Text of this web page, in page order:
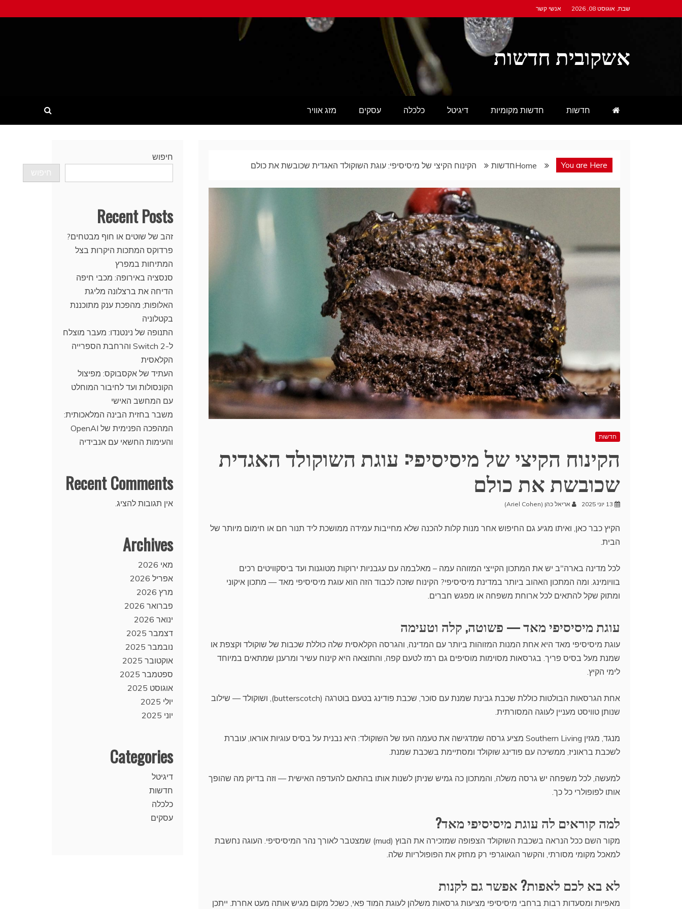
to
שבת, אוגוסט 08, 2026 אנשי קשר
אשקובית חדשות
חדשות חדשות מקומיות דיגיטל כלכלה עסקים מזג אוויר
You are Here
Homeחדשות הקינוח הקיצי של מיסיסיפי: עוגת השוקולד האגדית שכובשת את כולם
חדשות
הקינוח הקיצי של מיסיסיפי: עוגת השוקולד האגדית
שכובשת את כולם
13 יוני 2025 אריאל כהן (Ariel Cohen)
הקיץ כבר כאן, ואיתו מגיע גם החיפוש אחר מנות קלות להכנה שלא מחייבות עמידה ממושכת ליד תנור חם או חימום מיותר של
הבית.
לכל מדינה בארה"ב יש את המתכון הקייצי המזוהה עמה – מאלבמה עם עגבניות ירוקות מטוגנות ועד ביסקוויטים רכים
בוויומינג. ומה המתכון האהוב ביותר במדינת מיסיסיפי? הקינוח שזכה לכבוד הזה הוא עוגת מיסיסיפי מאד — מתכון איקוני
ומתוק שקל להתאים לכל ארוחת משפחה או מפגש חברים.
עוגת מיסיסיפי מאד — פשוטה, קלה וטעימה
עוגת מיסיסיפי מאד היא אחת המנות המזוהות ביותר עם המדינה, והגרסה הקלאסית שלה כוללת שכבות של שוקולד וקצפת או
שמנת מעל בסיס פריך. בגרסאות מסוימות מוסיפים גם רמז לטעם קפה, והתוצאה היא קינוח עשיר ומרענן שמתאים במיוחד
לימי הקיץ.
אחת הגרסאות הבולטות כוללת שכבת גבינת שמנת עם סוכר, שכבת פודינג בטעם בוטרגה (butterscotch), ושוקולד — שילוב
שנותן טוויסט מעניין לעוגה המסורתית.
מנגד, מגזין Southern Living מציע גרסה שמדגישה את טעמה העז של השוקולד: היא נבנית על בסיס עוגיות אוראו, עוברת
לשכבת בראוניז, ממשיכה עם פודינג שוקולד ומסתיימת בשכבת שמנת.
למעשה, לכל משפחה יש גרסה משלה, והמתכון כה גמיש שניתן לשנות אותו בהתאם להעדפה האישית — וזה בדיוק מה שהופך
אותו לפופולרי כל כך.
למה קוראים לה עוגת מיסיסיפי מאד?
מקור השם ככל הנראה בשכבת השוקולד הצפופה שמזכירה את הבוץ (mud) שמצטבר לאורך נהר המיסיסיפי. העוגה נחשבת
למאכל מקומי מסורתי, והקשר הגאוגרפי רק מחזק את הפופולריות שלה.
לא בא לכם לאפות? אפשר גם לקנות
מאפיות ומסעדות רבות ברחבי מיסיסיפי מציעות גרסאות משלהן לעוגת המוד פאי, כשכל מקום מגיש אותה מעט אחרת. ייתכן
חיפוש
חיפוש
Recent Posts
זהב של שוטים או חוף מבטחים?
פרדוקס המתכות היקרות בצל
המתיחות במפרץ
סנסציה באירופה: מכבי חיפה
הדיחה את ברצלונה מליגת
האלופות; מהפכת ענק מתוכננת
בקטלוניה
התנופה של נינטנדו: מעבר מוצלח
ל-Switch 2 והרחבת הספרייה
הקלאסית
העתיד של אקסבוקס: מפיצול
הקונסולות ועד לחיבור המוחלט
עם המחשב האישי
משבר בחזית הבינה המלאכותית:
המהפכה הפנימית של OpenAI
והעימות החשאי עם אנבידיה
Recent Comments
אין תגובות להציג.
Archives
מאי 2026
אפריל 2026
מרץ 2026
פברואר 2026
ינואר 2026
דצמבר 2025
נובמבר 2025
אוקטובר 2025
ספטמבר 2025
אוגוסט 2025
יולי 2025
יוני 2025
Categories
דיגיטל
חדשות
כלכלה
עסקים